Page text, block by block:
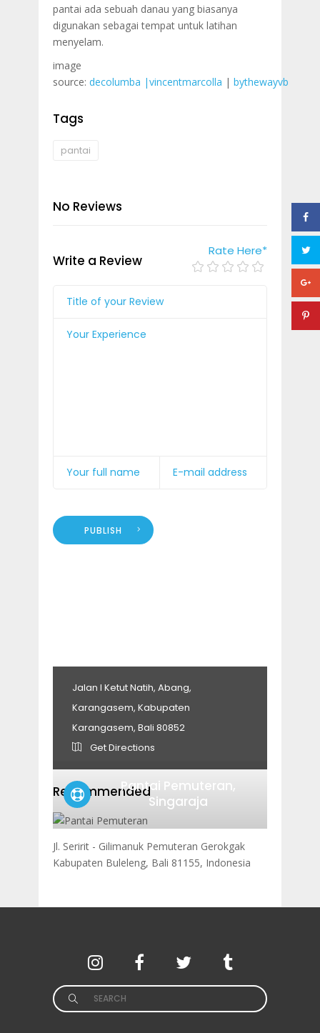
pantai ada sebuah danau yang biasanya
digunakan sebagai tempat untuk latihan
menyelam.
image
source: decolumba |vincentmarcolla | bythewayvb
Tags
pantai
No Reviews
Write a Review
Rate Here*
PUBLISH
Jalan I Ketut Natih, Abang,
Karangasem, Kabupaten
Karangasem, Bali 80852
Get Directions
RecommendedPantai Pemuteran,
Singaraja
Jl. Seririt - Gilimanuk Pemuteran Gerokgak
Kabupaten Buleleng, Bali 81155, Indonesia
Search
for: